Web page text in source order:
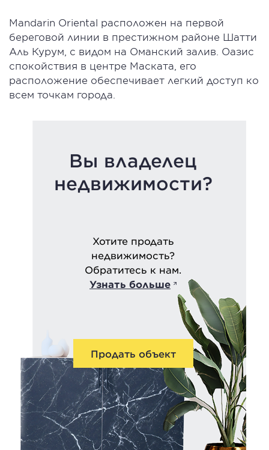
Mandarin Oriental расположен на первой
береговой линии в престижном районе Шатти
Аль Курум, с видом на Оманский залив. Оазис
спокойствия в центре Маската, его
расположение обеспечивает легкий доступ ко
всем точкам города.
Вы владелец
недвижимости?
Хотите продать
недвижимость?
Обратитесь к нам.
Узнать больше
Продать объект